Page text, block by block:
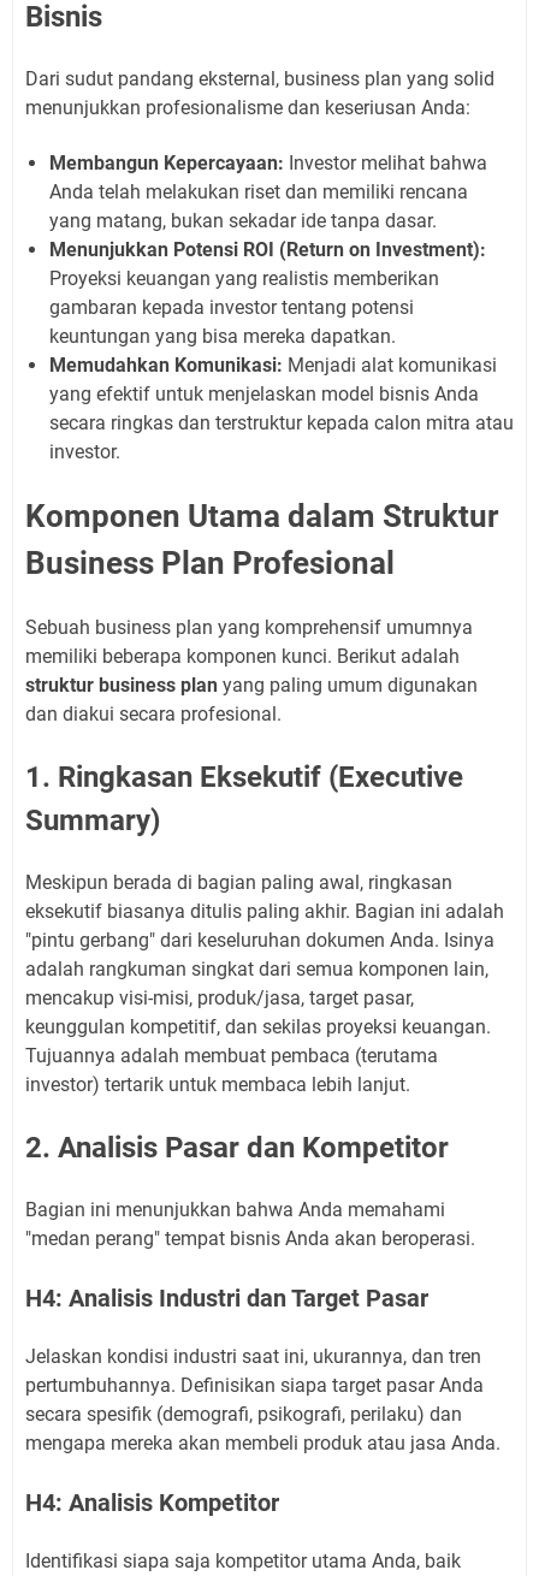
Bisnis
Dari sudut pandang eksternal, business plan yang solid
menunjukkan profesionalisme dan keseriusan Anda:
Membangun Kepercayaan: Investor melihat bahwa
Anda telah melakukan riset dan memiliki rencana
yang matang, bukan sekadar ide tanpa dasar.
Menunjukkan Potensi ROI (Return on Investment):
Proyeksi keuangan yang realistis memberikan
gambaran kepada investor tentang potensi
keuntungan yang bisa mereka dapatkan.
Memudahkan Komunikasi: Menjadi alat komunikasi
yang efektif untuk menjelaskan model bisnis Anda
secara ringkas dan terstruktur kepada calon mitra atau
investor.
Komponen Utama dalam Struktur
Business Plan Profesional
Sebuah business plan yang komprehensif umumnya
memiliki beberapa komponen kunci. Berikut adalah
struktur business plan yang paling umum digunakan
dan diakui secara profesional.
1. Ringkasan Eksekutif (Executive
Summary)
Meskipun berada di bagian paling awal, ringkasan
eksekutif biasanya ditulis paling akhir. Bagian ini adalah
"pintu gerbang" dari keseluruhan dokumen Anda. Isinya
adalah rangkuman singkat dari semua komponen lain,
mencakup visi-misi, produk/jasa, target pasar,
keunggulan kompetitif, dan sekilas proyeksi keuangan.
Tujuannya adalah membuat pembaca (terutama
investor) tertarik untuk membaca lebih lanjut.
2. Analisis Pasar dan Kompetitor
Bagian ini menunjukkan bahwa Anda memahami
"medan perang" tempat bisnis Anda akan beroperasi.
H4: Analisis Industri dan Target Pasar
Jelaskan kondisi industri saat ini, ukurannya, dan tren
pertumbuhannya. Definisikan siapa target pasar Anda
secara spesifik (demografi, psikografi, perilaku) dan
mengapa mereka akan membeli produk atau jasa Anda.
H4: Analisis Kompetitor
Identifikasi siapa saja kompetitor utama Anda, baik